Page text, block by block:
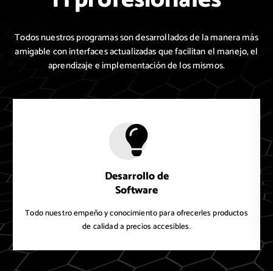
Todos nuestros programas son desarrollados de la manera más
amigable con interfaces actualizadas que facilitan el manejo, el
aprendizaje e implementación de los mismos.
Desarrollo de
Software
Todo nuestro empeño y conocimiento para ofrecerles productos
de calidad a precios accesibles.